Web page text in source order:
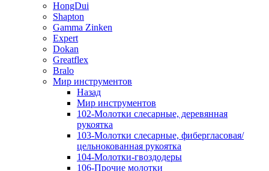
HongDui
Shapton
Gamma Zinken
Expert
Dokan
Greatflex
Bralo
Мир инструментов
Назад
Мир инструментов
102-Молотки слесарные, деревянная
рукоятка
103-Молотки слесарные, фибергласовая/
цельнокованная рукоятка
104-Молотки-гвоздодеры
106-Прочие молотки